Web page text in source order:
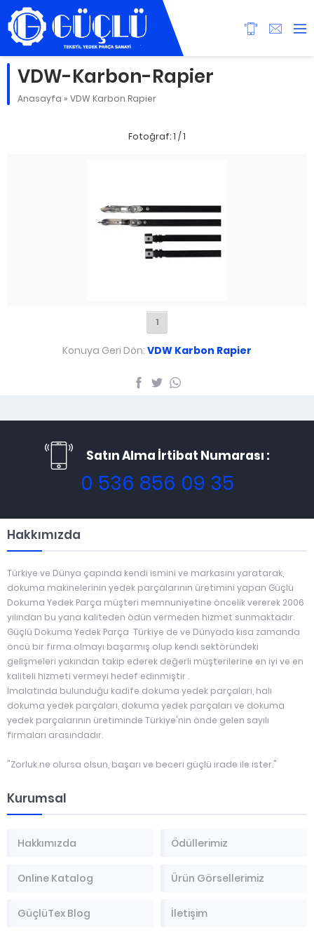
VDW-Karbon-Rapier
Anasayfa » VDW Karbon Rapier
Fotoğraf: 1 / 1
1
Konuya Geri Dön: VDW Karbon Rapier
Satın Alma İrtibat Numarası :
0 536 856 09 35
Hakkımızda
Türkiye ve Dünya çapında kendi ismini ve markasını yaratarak,
dokuma makinelerinin yedek parçalarının üretimini yapan Güçlü
Dokuma Yedek Parça müşteri memnuniyetine öncelik vererek 2006
yılından bu yana kaliteden ödün vermeden hizmet sunmaktadır.
Güçlü Dokuma Yedek Parça Türkiye de ve Dünyada kısa zamanda
öncü bir firma olmayı başarmış olup kendi sektöründeki
gelişmeleri yakından takip ederek değerli müşterilerine en iyi ve en
kaliteli hizmeti vermeyi hedef edinmiştir .
İmalatında bulunduğu kadife dokuma yedek parçaları, halı
dokuma yedek parçaları, dokuma yedek parçaları ve dokuma
yedek parçalarının üretiminde Türkiye'nin önde gelen sayılı
firmaları arasındadır.
"Zorluk ne olursa olsun, başarı ve beceri güçlü irade ile ister."
Kurumsal
Hakkımızda Ödüllerimiz
Online Katalog Ürün Görsellerimiz
GüçlüTex Blog İletişim